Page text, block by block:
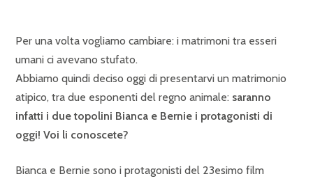
Per una volta vogliamo cambiare: i matrimoni tra esseri
umani ci avevano stufato.
Abbiamo quindi deciso oggi di presentarvi un matrimonio
atipico, tra due esponenti del regno animale: saranno
infatti i due topolini Bianca e Bernie i protagonisti di
oggi! Voi li conoscete?
Bianca e Bernie sono i protagonisti del 23esimo film